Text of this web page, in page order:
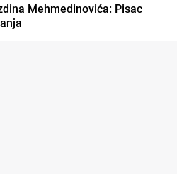
Mehmedinovića: Pisac